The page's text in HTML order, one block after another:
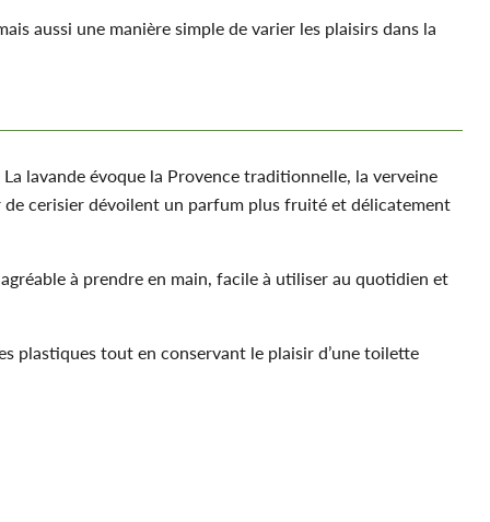
aussi une manière simple de varier les plaisirs dans la
lavande évoque la Provence traditionnelle, la verveine
cerisier dévoilent un parfum plus fruité et délicatement
à prendre en main, facile à utiliser au quotidien et
plastiques tout en conservant le plaisir d’une toilette